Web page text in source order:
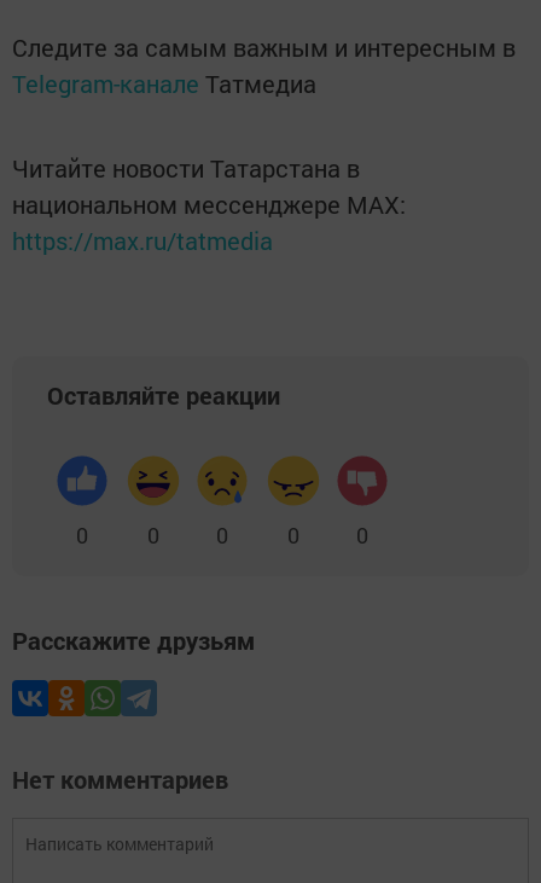
Следите за самым важным и интересным в
Telegram-канале Татмедиа
Читайте новости Татарстана в
национальном мессенджере MАХ:
https://max.ru/tatmedia
Оставляйте реакции
0 0 0 0 0
Расскажите друзьям
Нет комментариев